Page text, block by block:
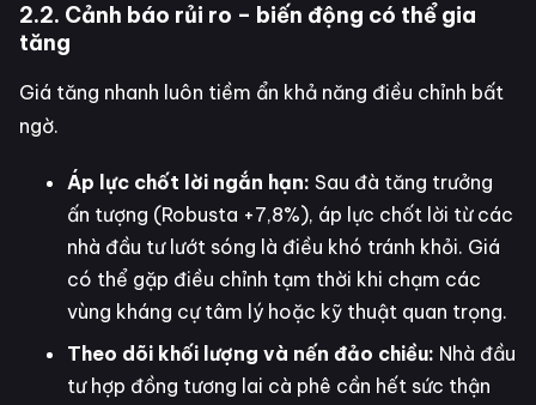
2.2. Cảnh báo rủi ro – biến động có thể gia
tăng
Giá tăng nhanh luôn tiềm ẩn khả năng điều chỉnh bất
ngờ.
Áp lực chốt lời ngắn hạn: Sau đà tăng trưởng
ấn tượng (Robusta +7,8%), áp lực chốt lời từ các
nhà đầu tư lướt sóng là điều khó tránh khỏi. Giá
có thể gặp điều chỉnh tạm thời khi chạm các
vùng kháng cự tâm lý hoặc kỹ thuật quan trọng.
Theo dõi khối lượng và nến đảo chiều: Nhà đầu
tư hợp đồng tương lai cà phê cần hết sức thận